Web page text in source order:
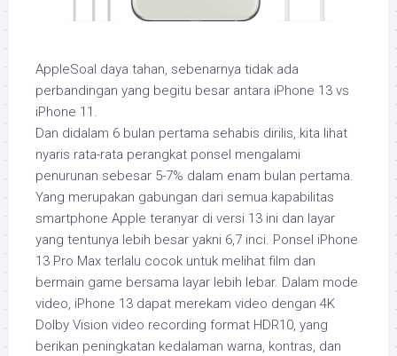
AppleSoal daya tahan, sebenarnya tidak ada
perbandingan yang begitu besar antara iPhone 13 vs
iPhone 11.
Dan didalam 6 bulan pertama sehabis dirilis, kita lihat
nyaris rata-rata perangkat ponsel mengalami
penurunan sebesar 5-7% dalam enam bulan pertama.
Yang merupakan gabungan dari semua kapabilitas
smartphone Apple teranyar di versi 13 ini dan layar
yang tentunya lebih besar yakni 6,7 inci. Ponsel iPhone
13 Pro Max terlalu cocok untuk melihat film dan
bermain game bersama layar lebih lebar. Dalam mode
video, iPhone 13 dapat merekam video dengan 4K
Dolby Vision video recording format HDR10, yang
berikan peningkatan kedalaman warna, kontras, dan